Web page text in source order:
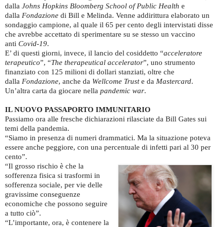
dalla Johns Hopkins Bloomberg School of Public Health e
dalla Fondazione di Bill e Melinda. Venne addirittura elaborato un
sondaggio campione, al quale il 65 per cento degli intervistati disse
che avrebbe accettato di sperimentare su se stesso un vaccino
anti Covid-19.
E’ di questi giorni, invece, il lancio del cosiddetto “acceleratore
terapeutico”, “The therapeutical accelerator”, uno strumento
finanziato con 125 milioni di dollari stanziati, oltre che
dalla Fondazione, anche da Wellcome Truste da Mastercard.
Un’altra carta da giocare nella pandemic war.
IL NUOVO PASSAPORTO IMMUNITARIO
Passiamo ora alle fresche dichiarazioni rilasciate da Bill Gates sui
temi della pandemia.
“Siamo in presenza di numeri drammatici. Ma la situazione poteva
essere anche peggiore, con una percentuale di infetti pari al 30 per
cento”.
“Il grosso rischio è che la
sofferenza fisica si trasformi in
sofferenza sociale, per vie delle
gravissime conseguenze
economiche che possono seguire
a tutto ciò”.
“L’importante, ora, è contenere la